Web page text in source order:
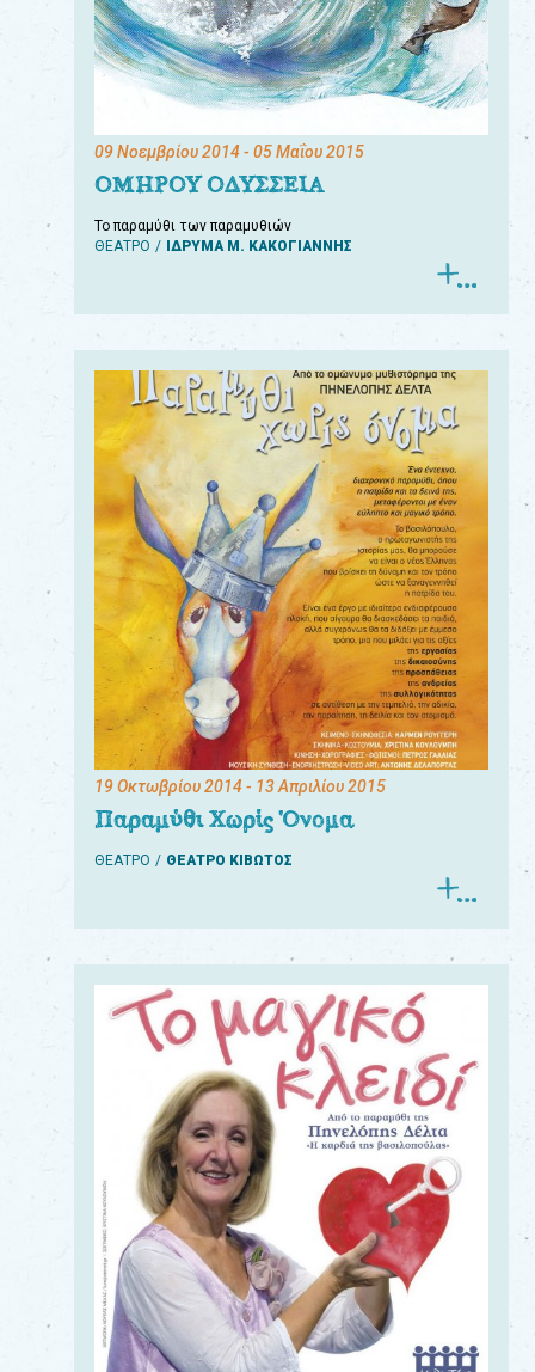
09 Νοεμβρίου 2014- 05 Μαΐου 2015
ΟΜΗΡΟΥ ΟΔΥΣΣΕΙΑ
Το παραμύθι των παραμυθιών
ΘΕΑΤΡΟ
ΙΔΡΥΜΑ Μ. ΚΑΚΟΓΙΑΝΝΗΣ
19 Οκτωβρίου 2014- 13 Απριλίου 2015
Παραμύθι Χωρίς Όνομα
ΘΕΑΤΡΟ ΘΕΑΤΡΟ ΚΙΒΩΤΟΣ